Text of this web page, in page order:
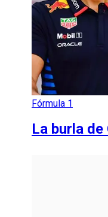
Fórmula 1
La burla